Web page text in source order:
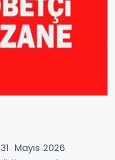
Mayıs 2026